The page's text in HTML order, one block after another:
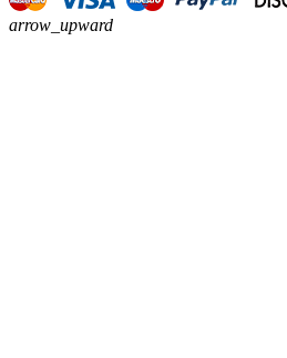
arrow_upward